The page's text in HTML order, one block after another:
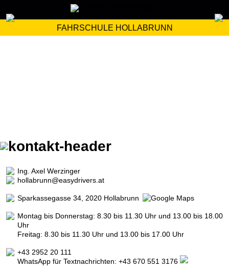
FAHRSCHULE HOLLABRUNN
Ing. Axel Werzinger
hollabrunn@easydrivers.at
Sparkassegasse 34, 2020 Hollabrunn
Montag bis Donnerstag: 8.30 bis 11.30 Uhr und 13.00 bis 18.00
Uhr
Freitag: 8.30 bis 11.30 Uhr und 13.00 bis 17.00 Uhr
+43 2952 20 111
WhatsApp für Textnachrichten: +43 670 551 3176